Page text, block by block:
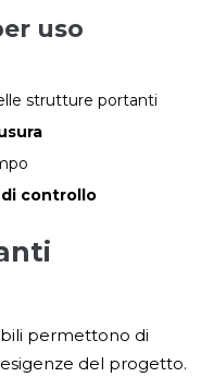
uso
strutture portanti
controllo
permettono di
del progetto.